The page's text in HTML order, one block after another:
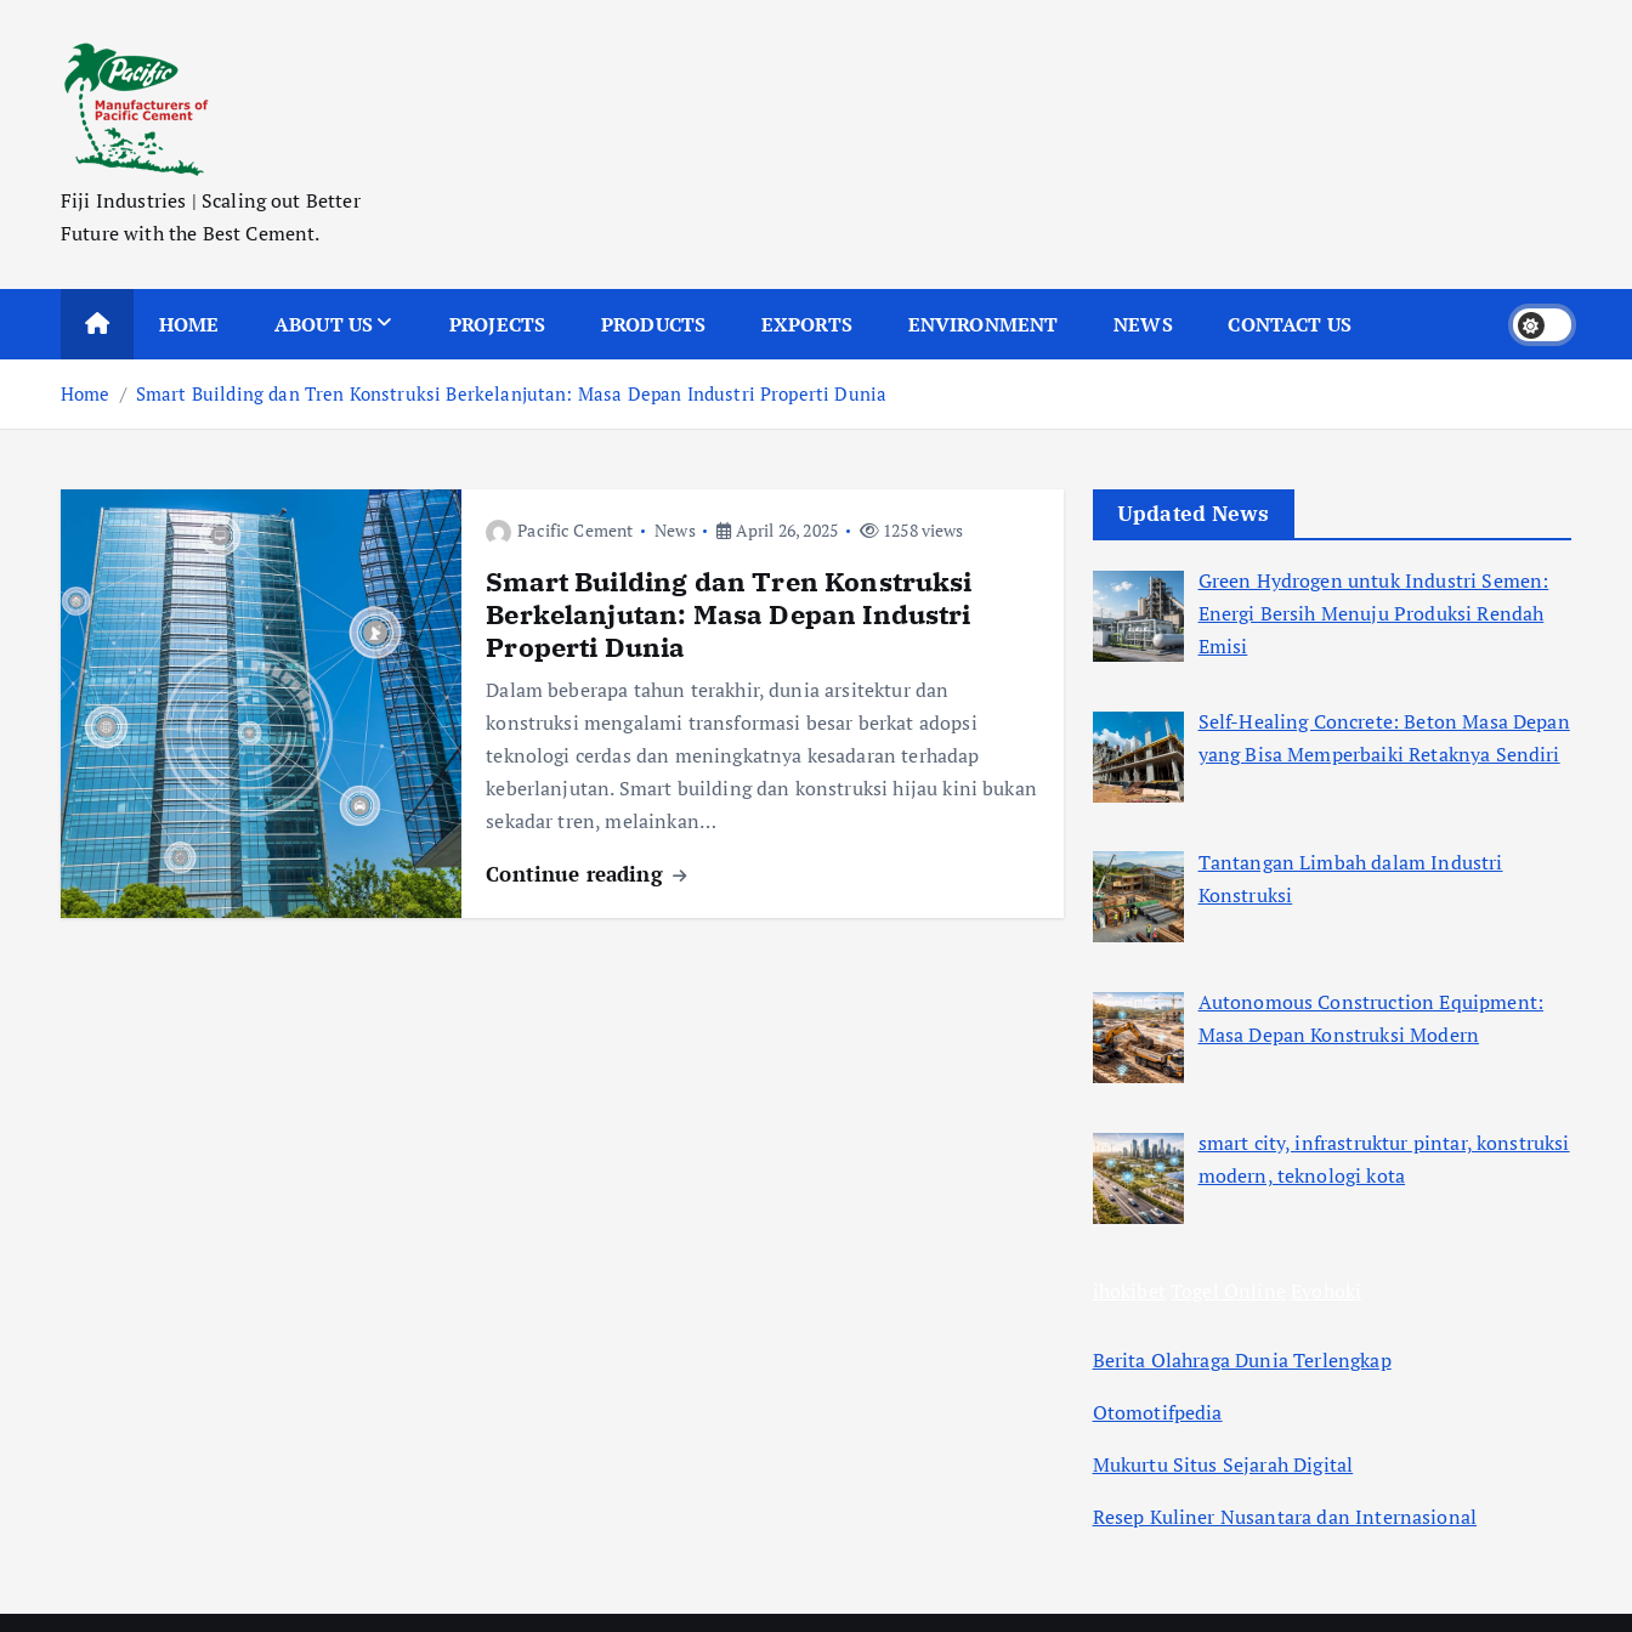
Fiji Industries | Scaling out Better
Future with the Best Cement.
HOME ABOUT US PROJECTS PRODUCTS EXPORTS ENVIRONMENT NEWS CONTACT US
Home Smart Building dan Tren Konstruksi Berkelanjutan: Masa Depan Industri Properti Dunia
Pacific Cement News April 26, 2025 1258 views
Smart Building dan Tren Konstruksi
Berkelanjutan: Masa Depan Industri
Properti Dunia
Dalam beberapa tahun terakhir, dunia arsitektur dan
konstruksi mengalami transformasi besar berkat adopsi
teknologi cerdas dan meningkatnya kesadaran terhadap
keberlanjutan. Smart building dan konstruksi hijau kini bukan
sekadar tren, melainkan…
Continue reading
Updated News
Green Hydrogen untuk Industri Semen:
Energi Bersih Menuju Produksi Rendah
Emisi
Self-Healing Concrete: Beton Masa Depan
yang Bisa Memperbaiki Retaknya Sendiri
Tantangan Limbah dalam Industri
Konstruksi
Autonomous Construction Equipment:
Masa Depan Konstruksi Modern
smart city, infrastruktur pintar, konstruksi
modern, teknologi kota
Berita Olahraga Dunia Terlengkap
Otomotifpedia
Mukurtu Situs Sejarah Digital
Resep Kuliner Nusantara dan Internasional